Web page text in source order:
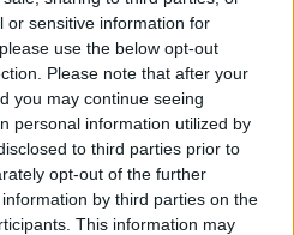
or sensitive information for
use the below opt-out
Please note that after your
you may continue seeing
personal information utilized by
to third parties prior to
opt-out of the further
by third parties on the
This information may
koettu tätäkin kylmempiä ja
Esimerkiksi vuoden 2013
alimmillaan 8 asteessa ja
hätyyteltiin eräänä
päivänä 35 asteen lukemia.
Miten lämmintä